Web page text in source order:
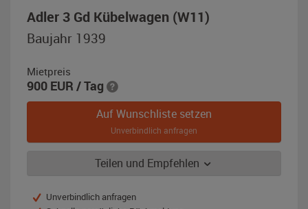
Adler 3 Gd Kübelwagen (W11)
grau)
Baujahr 1939
Mietpreis
900 EUR / Tag
Auf Wunschliste setzen
Unverbindlich anfragen
Teilen und Empfehlen
Unverbindlich anfragen